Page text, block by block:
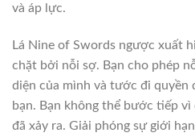
và áp lực.
Lá Nine of Swords ngược xuất
chặt bởi nỗi sợ. Bạn cho phép
diện của mình và tước đi quyền
bạn. Bạn không thể bước tiếp
đã xảy ra. Giải phóng sự giới